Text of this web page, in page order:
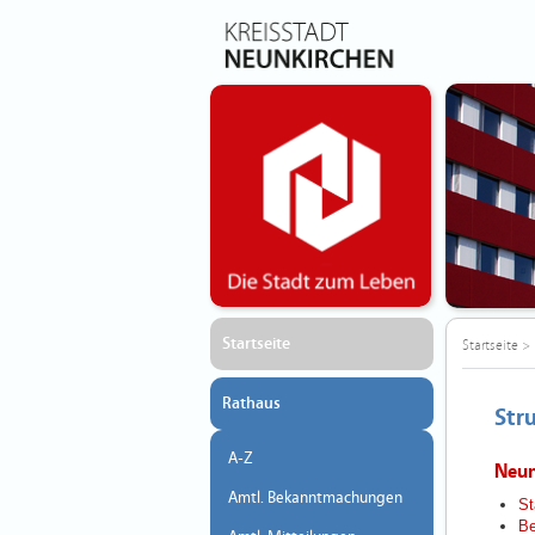
Startseite
Rathaus
A-Z
Amtl. Bekanntmachungen
Startseite>